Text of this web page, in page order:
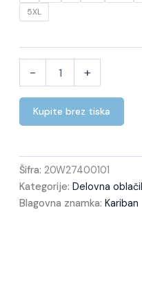
5XL
- +
Kupite brez tiska
Šifra:20W27400101
Kategorije: Delovna
Blagovna znamka: Kariban